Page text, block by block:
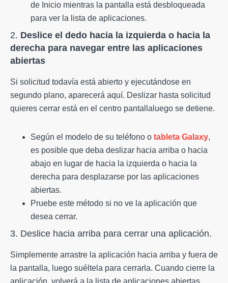
de Inicio mientras la pantalla está desbloqueada
para ver la lista de aplicaciones.
2. Deslice el dedo hacia la izquierda o hacia la
derecha para navegar entre las aplicaciones
abiertas
Si solicitud todavía está abierto y ejecutándose en
segundo plano, aparecerá aquí. Deslizar hasta solicitud
quieres cerrar está en el centro pantallaluego se detiene.
Según el modelo de su teléfono o tableta Galaxy,
es posible que deba deslizar hacia arriba o hacia
abajo en lugar de hacia la izquierda o hacia la
derecha para desplazarse por las aplicaciones
abiertas.
Pruebe este método si no ve la aplicación que
desea cerrar.
3. Deslice hacia arriba para cerrar una aplicación.
Simplemente arrastre la aplicación hacia arriba y fuera de
la pantalla, luego suéltela para cerrarla. Cuando cierre la